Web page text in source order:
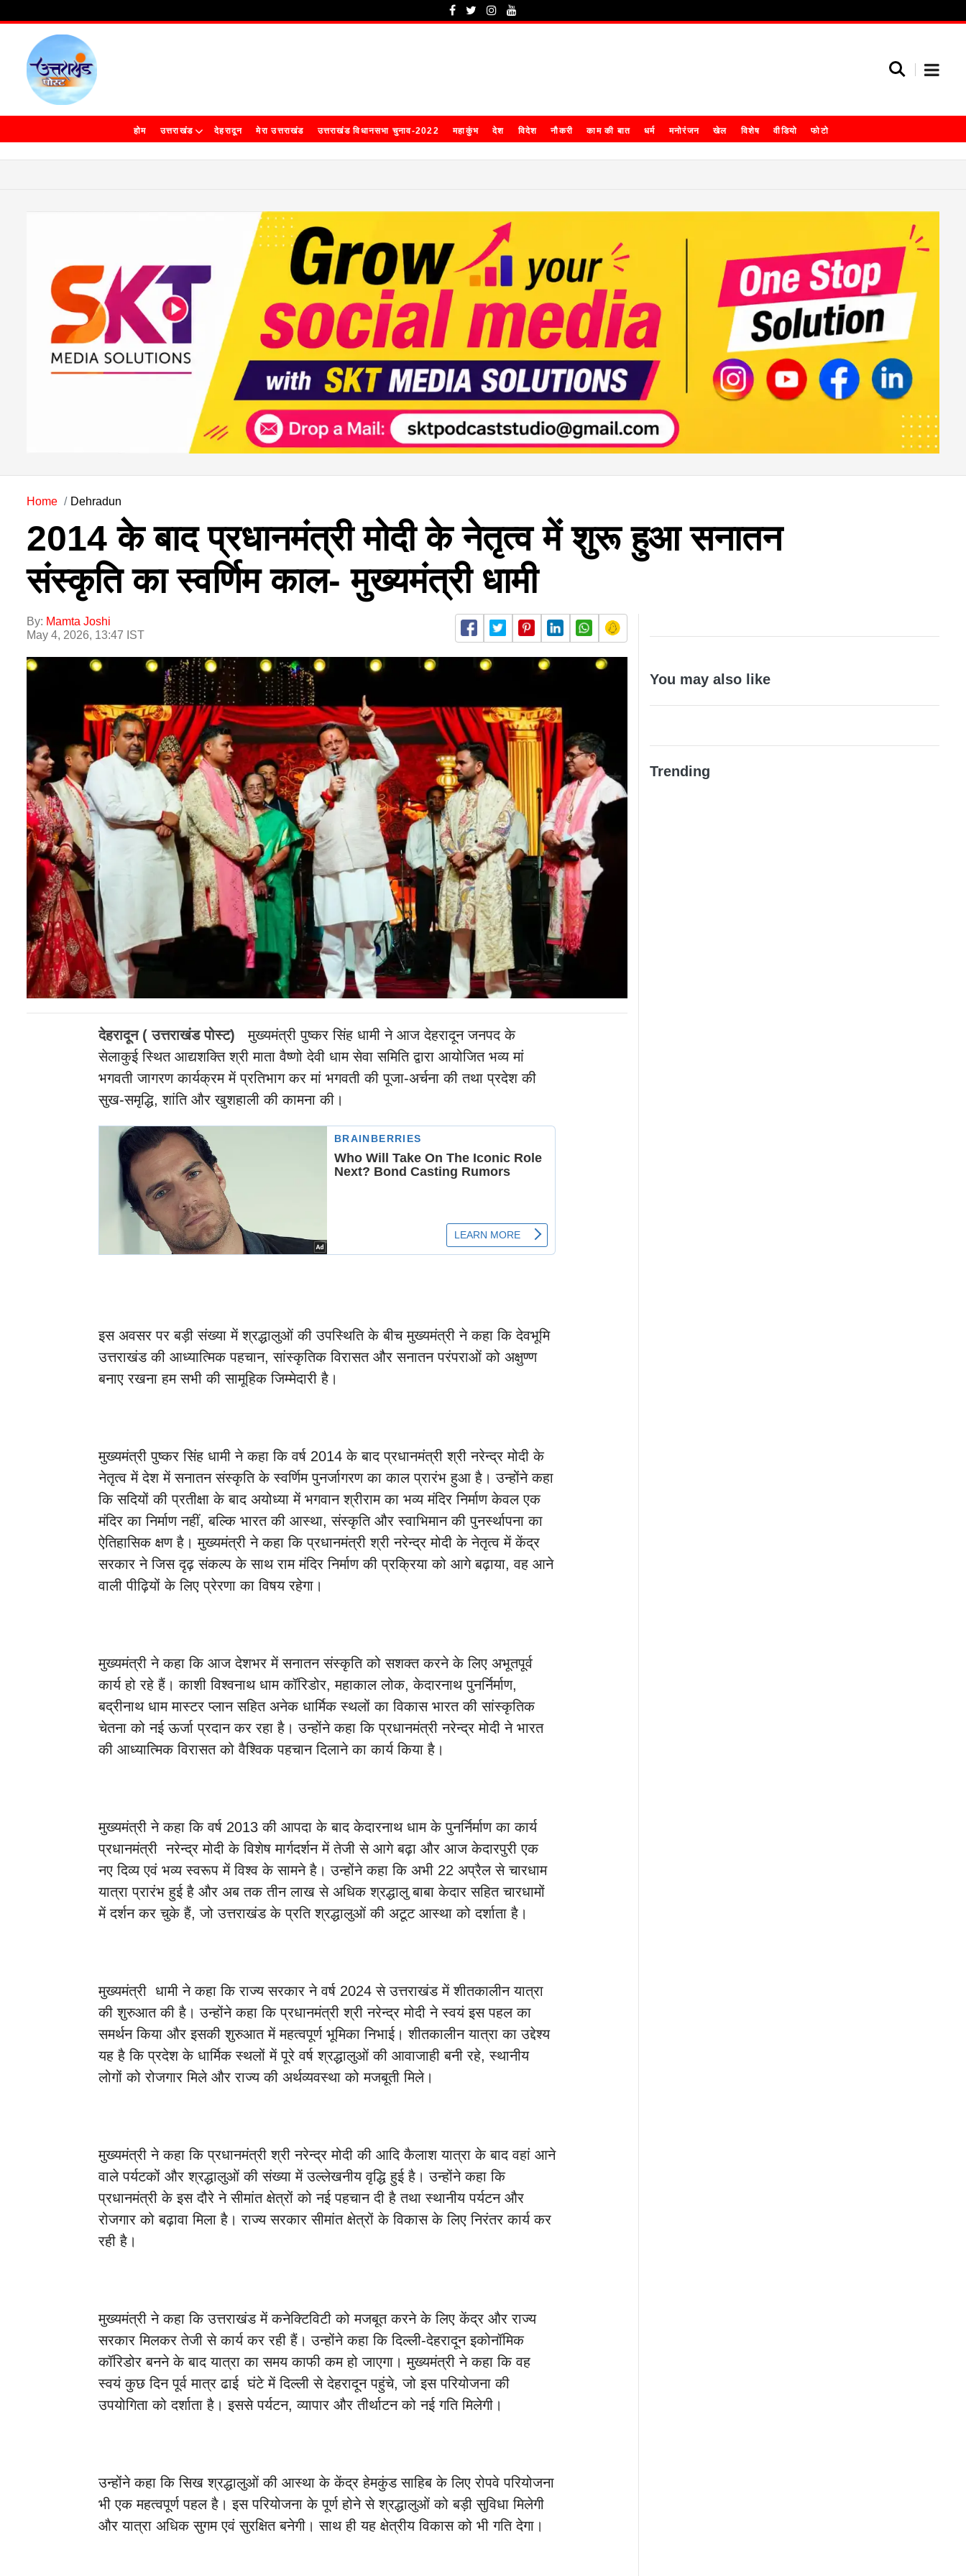
होम उत्तराखंड देहरादून मेरा उत्तराखंड उत्तराखंड विधानसभा चुनाव-2022 महाकुंभ देश विदेश नौकरी काम की बात धर्म मनोरंजन खेल विशेष वीडियो फोटो
Home Dehradun
2014 के बाद प्रधानमंत्री मोदी के नेतृत्व में शुरू हुआ सनातन
संस्कृति का स्वर्णिम काल- मुख्यमंत्री धामी
By: Mamta Joshi
May 4, 2026, 13:47 IST
देहरादून ( उत्तराखंड पोस्ट) मुख्यमंत्री पुष्कर सिंह धामी ने आज देहरादून जनपद के
सेलाकुई स्थित आद्यशक्ति श्री माता वैष्णो देवी धाम सेवा समिति द्वारा आयोजित भव्य मां
भगवती जागरण कार्यक्रम में प्रतिभाग कर मां भगवती की पूजा-अर्चना की तथा प्रदेश की
सुख-समृद्धि, शांति और खुशहाली की कामना की।
इस अवसर पर बड़ी संख्या में श्रद्धालुओं की उपस्थिति के बीच मुख्यमंत्री ने कहा कि देवभूमि
उत्तराखंड की आध्यात्मिक पहचान, सांस्कृतिक विरासत और सनातन परंपराओं को अक्षुण्ण
बनाए रखना हम सभी की सामूहिक जिम्मेदारी है।
मुख्यमंत्री पुष्कर सिंह धामी ने कहा कि वर्ष 2014 के बाद प्रधानमंत्री श्री नरेन्द्र मोदी के
नेतृत्व में देश में सनातन संस्कृति के स्वर्णिम पुनर्जागरण का काल प्रारंभ हुआ है। उन्होंने कहा
कि सदियों की प्रतीक्षा के बाद अयोध्या में भगवान श्रीराम का भव्य मंदिर निर्माण केवल एक
मंदिर का निर्माण नहीं, बल्कि भारत की आस्था, संस्कृति और स्वाभिमान की पुनर्स्थापना का
ऐतिहासिक क्षण है। मुख्यमंत्री ने कहा कि प्रधानमंत्री श्री नरेन्द्र मोदी के नेतृत्व में केंद्र
सरकार ने जिस दृढ़ संकल्प के साथ राम मंदिर निर्माण की प्रक्रिया को आगे बढ़ाया, वह आने
वाली पीढ़ियों के लिए प्रेरणा का विषय रहेगा।
मुख्यमंत्री ने कहा कि आज देशभर में सनातन संस्कृति को सशक्त करने के लिए अभूतपूर्व
कार्य हो रहे हैं। काशी विश्वनाथ धाम कॉरिडोर, महाकाल लोक, केदारनाथ पुनर्निर्माण,
बद्रीनाथ धाम मास्टर प्लान सहित अनेक धार्मिक स्थलों का विकास भारत की सांस्कृतिक
चेतना को नई ऊर्जा प्रदान कर रहा है। उन्होंने कहा कि प्रधानमंत्री नरेन्द्र मोदी ने भारत
की आध्यात्मिक विरासत को वैश्विक पहचान दिलाने का कार्य किया है।
मुख्यमंत्री ने कहा कि वर्ष 2013 की आपदा के बाद केदारनाथ धाम के पुनर्निर्माण का कार्य
प्रधानमंत्री नरेन्द्र मोदी के विशेष मार्गदर्शन में तेजी से आगे बढ़ा और आज केदारपुरी एक
नए दिव्य एवं भव्य स्वरूप में विश्व के सामने है। उन्होंने कहा कि अभी 22 अप्रैल से चारधाम
यात्रा प्रारंभ हुई है और अब तक तीन लाख से अधिक श्रद्धालु बाबा केदार सहित चारधामों
में दर्शन कर चुके हैं, जो उत्तराखंड के प्रति श्रद्धालुओं की अटूट आस्था को दर्शाता है।
मुख्यमंत्री धामी ने कहा कि राज्य सरकार ने वर्ष 2024 से उत्तराखंड में शीतकालीन यात्रा
की शुरुआत की है। उन्होंने कहा कि प्रधानमंत्री श्री नरेन्द्र मोदी ने स्वयं इस पहल का
समर्थन किया और इसकी शुरुआत में महत्वपूर्ण भूमिका निभाई। शीतकालीन यात्रा का उद्देश्य
यह है कि प्रदेश के धार्मिक स्थलों में पूरे वर्ष श्रद्धालुओं की आवाजाही बनी रहे, स्थानीय
लोगों को रोजगार मिले और राज्य की अर्थव्यवस्था को मजबूती मिले।
मुख्यमंत्री ने कहा कि प्रधानमंत्री श्री नरेन्द्र मोदी की आदि कैलाश यात्रा के बाद वहां आने
वाले पर्यटकों और श्रद्धालुओं की संख्या में उल्लेखनीय वृद्धि हुई है। उन्होंने कहा कि
प्रधानमंत्री के इस दौरे ने सीमांत क्षेत्रों को नई पहचान दी है तथा स्थानीय पर्यटन और
रोजगार को बढ़ावा मिला है। राज्य सरकार सीमांत क्षेत्रों के विकास के लिए निरंतर कार्य कर
रही है।
मुख्यमंत्री ने कहा कि उत्तराखंड में कनेक्टिविटी को मजबूत करने के लिए केंद्र और राज्य
सरकार मिलकर तेजी से कार्य कर रही हैं। उन्होंने कहा कि दिल्ली-देहरादून इकोनॉमिक
कॉरिडोर बनने के बाद यात्रा का समय काफी कम हो जाएगा। मुख्यमंत्री ने कहा कि वह
स्वयं कुछ दिन पूर्व मात्र ढाई घंटे में दिल्ली से देहरादून पहुंचे, जो इस परियोजना की
उपयोगिता को दर्शाता है। इससे पर्यटन, व्यापार और तीर्थाटन को नई गति मिलेगी।
उन्होंने कहा कि सिख श्रद्धालुओं की आस्था के केंद्र हेमकुंड साहिब के लिए रोपवे परियोजना
भी एक महत्वपूर्ण पहल है। इस परियोजना के पूर्ण होने से श्रद्धालुओं को बड़ी सुविधा मिलेगी
और यात्रा अधिक सुगम एवं सुरक्षित बनेगी। साथ ही यह क्षेत्रीय विकास को भी गति देगा।
You may also like
Trending